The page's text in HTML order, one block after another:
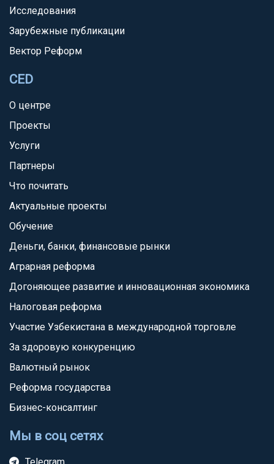
Исследования
Зарубежные публикации
Вектор Реформ
CED
О центре
Проекты
Услуги
Партнеры
Что почитать
Актуальные проекты
Обучение
Деньги, банки, финансовые рынки
Аграрная реформа
Догоняющее развитие и инновационная экономика
Налоговая реформа
Участие Узбекистана в международной торговле
За здоровую конкуренцию
Валютный рынок
Реформа государства
Бизнес-консалтинг
Мы в соц сетях